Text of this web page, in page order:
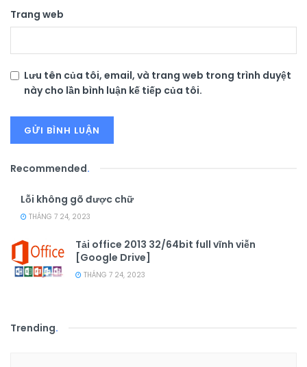
Trang web
Lưu tên của tôi, email, và trang web trong trình duyệt
này cho lần bình luận kế tiếp của tôi.
Recommended.
Lỗi không gõ được chữ
THÁNG 7 24, 2023
Tải office 2013 32/64bit full vĩnh viễn
[Google Drive]
THÁNG 7 24, 2023
Trending.